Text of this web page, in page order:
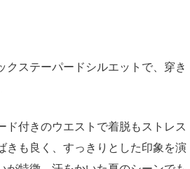
ステーパードシルエットで、穿き
付きのウエストで着脱もストレス
きも良く、すっきりとした印象を演